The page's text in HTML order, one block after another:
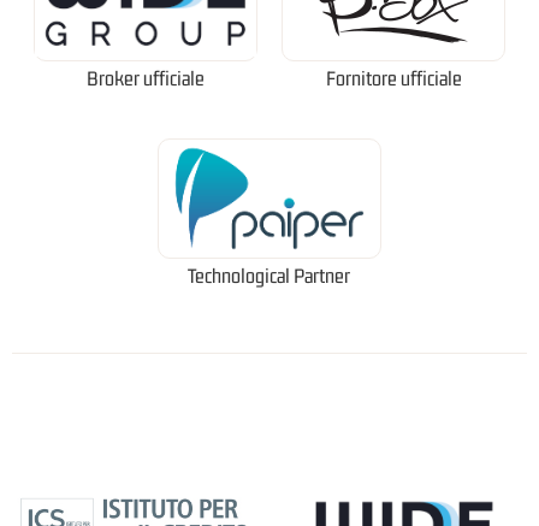
Broker ufficiale Fornitore ufficiale
Technological Partner